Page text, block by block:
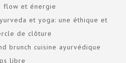
flow et énergie
et yoga: une éthique et
de clôture
brunch cuisine ayurvédique
libre